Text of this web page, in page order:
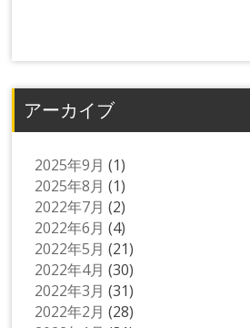
アーカイブ
2025年9月 (1)
2025年8月 (1)
2022年7月 (2)
2022年6月 (4)
2022年5月 (21)
2022年4月 (30)
2022年3月 (31)
2022年2月 (28)